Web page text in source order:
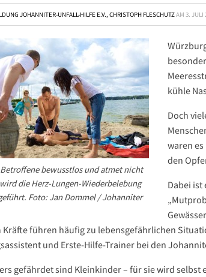
JOHANNITER-UNFALL-HILFE E.V., CHRISTOPH FLESCHUTZAM 3. JULI
bewusstlos und atmet nicht
die Herz-Lungen-Wiederbelebung
Foto: Jan Dommel / Johanniter
kühle
Doch
waren
den
Dabei ist
Kräfte führen häufig zu lebensgefährlichen
und Erste-Hilfe-Trainer bei den
gefährdet sind Kleinkinder – für sie wird selbst